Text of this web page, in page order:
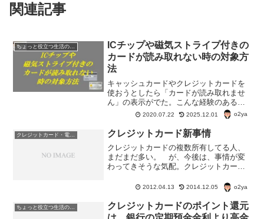
関連記事
ちょっと役立つ生活の知恵
ICチップや磁気ストライプ付きの
カードが読み取れない時の対象方
法
キャッシュカードやクレジットカードを
使おうとしたら「カードが読み取れませ
ん」の表示がでた。こんな経験のある人
多いんじゃないかな。カードを使おうと
思った時に読み取りエラーが起こると焦
るけど、ちょっとしたことで、読み取り
可能になることもある。
2020.07.22 2025.12.01 o2ya
クレジットカード新事情
クレジットカードの複数所有してる人、
まだまだ多い。 が、今後は、事情が変
わってきそうな気配。クレジットカード
によって、カードの支払い能力が年収を
ベースとして厳しく審査されるようにな
ったため、クレカを複数枚...
2012.04.13 2014.12.05 o2ya
ちょっと役立つ生活の知恵
クレジットカードのポイント還元